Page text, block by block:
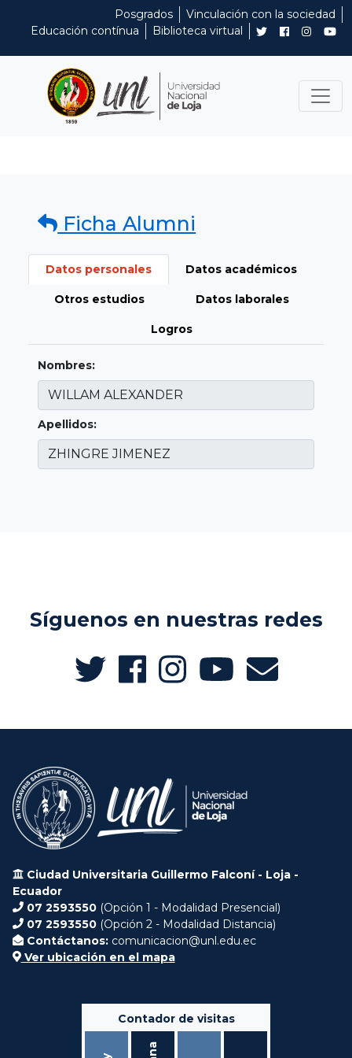
Posgrados
Vinculación con la sociedad
Educación contínua
Biblioteca virtual
Ficha Alumni
Datos personales Datos académicos
Otros estudios Datos laborales
Logros
Nombres:
Apellidos:
Síguenos en nuestras redes
Ciudad Universitaria Guillermo Falconí - Loja -
Ecuador
07 2593550 (Opción 1 - Modalidad Presencial)
07 2593550 (Opción 2 - Modalidad Distancia)
Contáctanos: comunicacion@unl.edu.ec
Ver ubicación en el mapa
Contador de visitas